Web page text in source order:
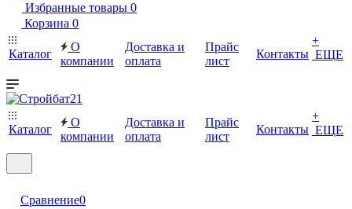
Избранные товары 0
Корзина 0
Каталог
О
компании
Доставка и
оплата
Прайс
лист
Контакты
+
ЕЩЕ
Каталог
О
компании
Доставка и
оплата
Прайс
лист
Контакты
+
ЕЩЕ
Сравнение0